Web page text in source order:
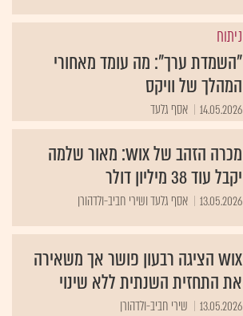
ניתוח
"השמדת ערך": מה עומד מאחורי
המהלך של וויקס
14.05.2026 אסף גלעד
מכרה הזהב של WIX: מאור שלמה
יקבל עוד 38 מיליון דולר
13.05.2026 אסף גלעד ושירי חביב-ולדהורן
Wix הציגה רבעון פושר אך משאירה
את התחזית השנתית ללא שינוי
13.05.2026 שירי חביב-ולדהורן